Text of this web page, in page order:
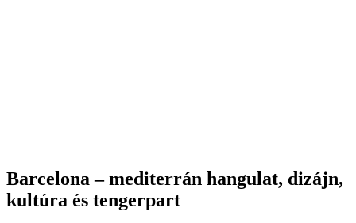
Barcelona – mediterrán hangulat, dizájn,
kultúra és tengerpart